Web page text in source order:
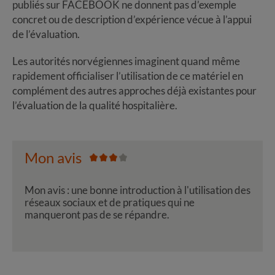
publiés sur FACEBOOK ne donnent pas d’exemple
concret ou de description d’expérience vécue à l’appui
de l’évaluation.
Les autorités norvégiennes imaginent quand même
rapidement officialiser l’utilisation de ce matériel en
complément des autres approches déjà existantes pour
l’évaluation de la qualité hospitalière.
Mon avis
Mon avis : une bonne introduction à l'utilisation des
réseaux sociaux et de pratiques qui ne
manqueront pas de se répandre.